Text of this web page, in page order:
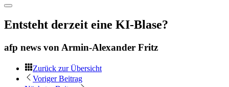
Entsteht derzeit eine KI-Blase?
afp news von Armin-Alexander Fritz
Zurück zur Übersicht
Voriger Beitrag